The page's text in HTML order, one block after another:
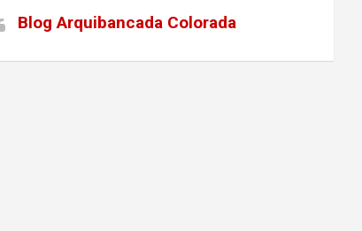
Blog Arquibancada Colorada